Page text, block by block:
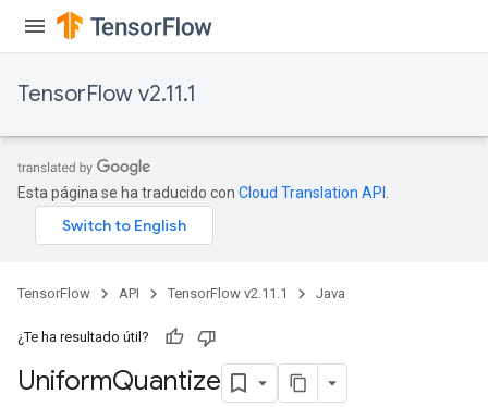
TensorFlow v2.11.1
Esta página se ha traducido con Cloud Translation API
TensorFlow API TensorFlow v2.11.1 Java
¿Te ha resultado útil?
UniformQuantize